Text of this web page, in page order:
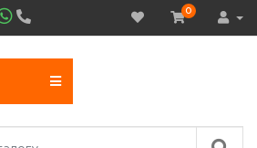
0